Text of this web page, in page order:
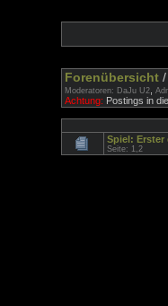
Forenübersicht/
Moderatoren: DaJu U2,
Achtung: Postings in
Spiel: Erster
Seite: 1,2